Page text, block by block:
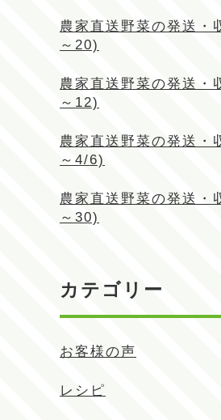
農家直送野菜の発送・
～20)
農家直送野菜の発送・
～12)
農家直送野菜の発送・
～4/6)
農家直送野菜の発送・
～30)
カテゴリー
お客様の声
レシピ